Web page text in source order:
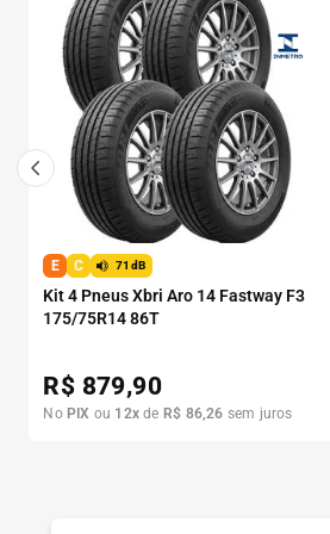
E C 71dB
Kit 4 Pneus Xbri Aro 14 Fastway F3
175/75R14 86T
R$ 879,90
No PIX ou 12x de R$ 86,26 sem juros